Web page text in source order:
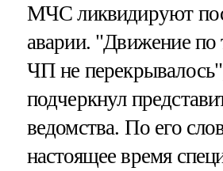
МЧС ликвидируют
аварии. "Движение по
ЧП не
подчеркнул
ведомства. По его
настоящее время